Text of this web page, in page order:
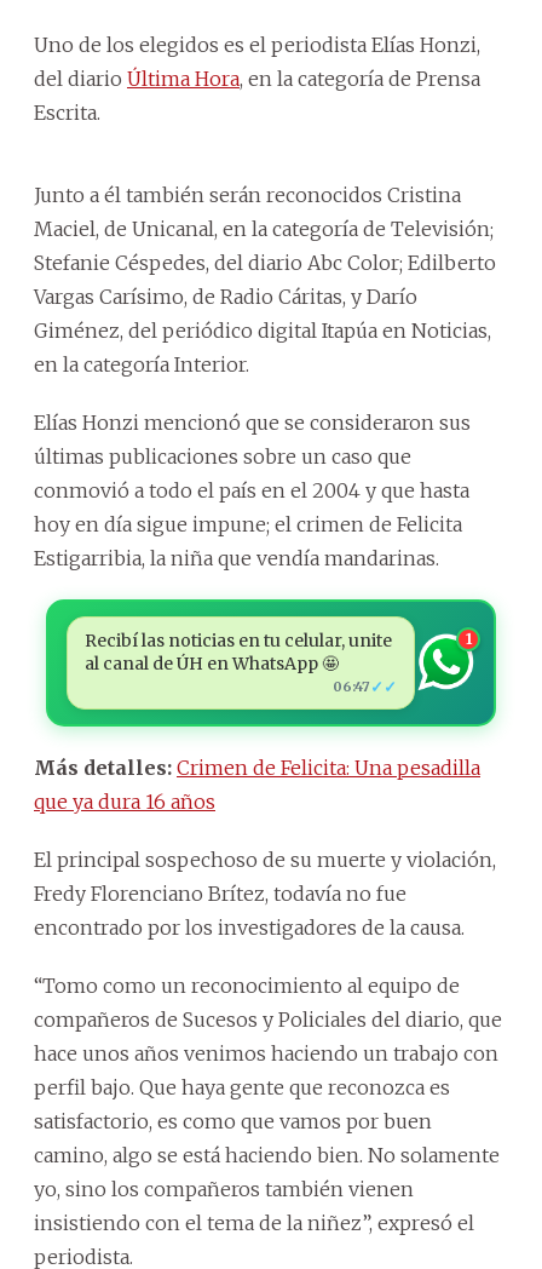
Uno de los elegidos es el periodista Elías Honzi,
del diario Última Hora, en la categoría de Prensa
Escrita.
Junto a él también serán reconocidos Cristina
Maciel, de Unicanal, en la categoría de Televisión;
Stefanie Céspedes, del diario Abc Color; Edilberto
Vargas Carísimo, de Radio Cáritas, y Darío
Giménez, del periódico digital Itapúa en Noticias,
en la categoría Interior.
Elías Honzi mencionó que se consideraron sus
últimas publicaciones sobre un caso que
conmovió a todo el país en el 2004 y que hasta
hoy en día sigue impune; el crimen de Felicita
Estigarribia, la niña que vendía mandarinas.
Recibí las noticias en tu celular, unite
al canal de ÚH en WhatsApp 🤩
06:47 ✓✓
1
Más detalles: Crimen de Felicita: Una pesadilla
que ya dura 16 años
El principal sospechoso de su muerte y violación,
Fredy Florenciano Brítez, todavía no fue
encontrado por los investigadores de la causa.
“Tomo como un reconocimiento al equipo de
compañeros de Sucesos y Policiales del diario, que
hace unos años venimos haciendo un trabajo con
perfil bajo. Que haya gente que reconozca es
satisfactorio, es como que vamos por buen
camino, algo se está haciendo bien. No solamente
yo, sino los compañeros también vienen
insistiendo con el tema de la niñez”, expresó el
periodista.